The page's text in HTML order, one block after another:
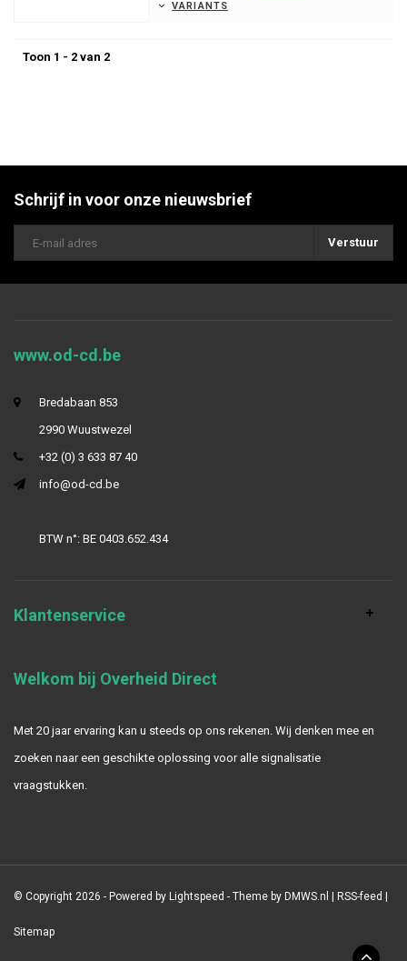
VARIANTS
Toon 1 - 2 van 2
Schrijf in voor onze nieuwsbrief
Verstuur
www.od-cd.be
Bredabaan 853
2990 Wuustwezel
+32 (0) 3 633 87 40
info@od-cd.be
BTW n°: BE 0403.652.434
Klantenservice
Welkom bij Overheid Direct
Met 20 jaar ervaring kan u steeds op ons rekenen. Wij denken mee en
zoeken naar een geschikte oplossing voor alle signalisatie
vraagstukken.
© Copyright 2026 - Powered by Lightspeed - Theme by DMWS.nl RSS-feed
Sitemap